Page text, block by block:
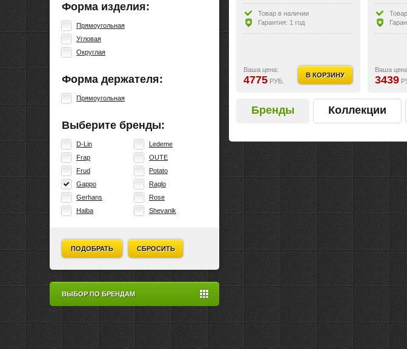
Форма изделия:
Прямоугольная
Угловая
Округлая
Форма держателя:
Прямоугольная
Выберите бренды:
D-Lin
Frap
Frud
Gappo
Gerhans
Haiba
Ledeme
OUTE
Potato
Raglo
Rose
Shevanik
ПОДОБРАТЬ СБРОСИТЬ
ВЫБОР ПО БРЕНДАМ
Товар в наличии
Гарантия: 1 год
Ваша цена:
4775 РУБ.
В КОРЗИНУ
Ваша
3439
Бренды Коллекции